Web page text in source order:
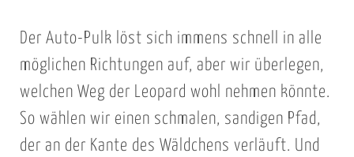
Der Auto-Pulk löst sich immens schnell in alle
möglichen Richtungen auf, aber wir überlegen,
welchen Weg der Leopard wohl nehmen könnte.
So wählen wir einen schmalen, sandigen Pfad,
der an der Kante des Wäldchens verläuft. Und